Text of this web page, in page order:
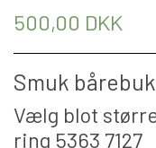
500,00 DKK
Smuk
Vælg blot
ring 5363 7127